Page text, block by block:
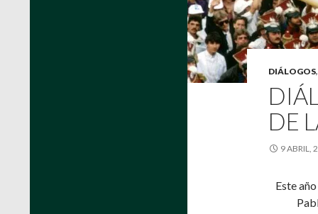
DIÁLOGOS,
DE
9 ABRIL,
Este